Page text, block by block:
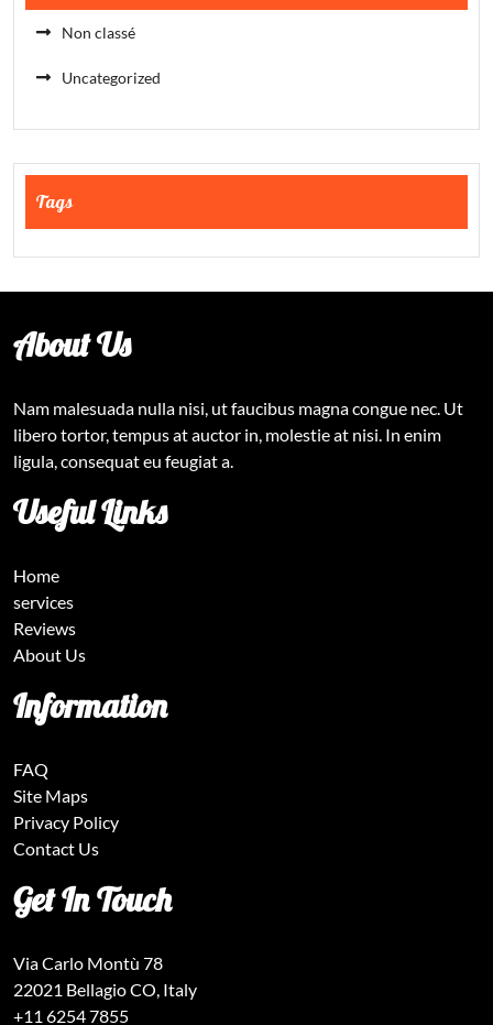
Non classé
Uncategorized
Tags
About Us
Nam malesuada nulla nisi, ut faucibus magna congue nec. Ut
libero tortor, tempus at auctor in, molestie at nisi. In enim
ligula, consequat eu feugiat a.
Useful Links
Home
services
Reviews
About Us
Information
FAQ
Site Maps
Privacy Policy
Contact Us
Get In Touch
Via Carlo Montù 78
22021 Bellagio CO, Italy
+11 6254 7855